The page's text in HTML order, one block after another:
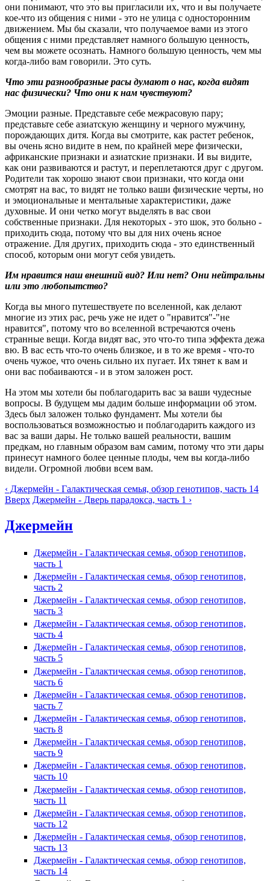
они понимают, что это вы пригласили их, что и вы получаете
кое-что из общения с ними - это не улица с односторонним
движением. Мы бы сказали, что получаемое вами из этого
общения с ними представляет намного большую ценность,
чем вы можете осознать. Намного большую ценность, чем мы
когда-либо вам говорили. Это суть.
Что эти разнообразные расы думают о нас, когда видят
нас физически? Что они к нам чувствуют?
Эмоции разные. Представьте себе межрасовую пару;
представьте себе азиатскую женщину и черного мужчину,
порождающих дитя. Когда вы смотрите, как растет ребенок,
вы очень ясно видите в нем, по крайней мере физически,
африканские признаки и азиатские признаки. И вы видите,
как они развиваются и растут, и переплетаются друг с другом.
Родители так хорошо знают свои признаки, что когда они
смотрят на вас, то видят не только ваши физические черты, но
и эмоциональные и ментальные характеристики, даже
духовные. И они четко могут выделять в вас свои
собственные признаки. Для некоторых - это шок, это больно -
приходить сюда, потому что вы для них очень ясное
отражение. Для других, приходить сюда - это единственный
способ, которым они могут себя увидеть.
Им нравится наш внешний вид? Или нет? Они нейтральны
или это любопытство?
Когда вы много путешествуете по вселенной, как делают
многие из этих рас, речь уже не идет о "нравится"-"не
нравится", потому что во вселенной встречаются очень
странные вещи. Когда видят вас, это что-то типа эффекта дежа
вю. В вас есть что-то очень близкое, и в то же время - что-то
очень чужое, что очень сильно их пугает. Их тянет к вам и
они вас побаиваются - и в этом заложен рост.
На этом мы хотели бы поблагодарить вас за ваши чудесные
вопросы. В будущем мы дадим больше информации об этом.
Здесь был заложен только фундамент. Мы хотели бы
воспользоваться возможностью и поблагодарить каждого из
вас за ваши дары. Не только вашей реальности, вашим
предкам, но главным образом вам самим, потому что эти дары
принесут намного более ценные плоды, чем вы когда-либо
видели. Огромной любви всем вам.
‹ Джермейн - Галактическая семья, обзор генотипов, часть 14
Вверх Джермейн - Дверь парадокса, часть 1 ›
Джермейн
Джермейн - Галактическая семья, обзор генотипов,
часть 1
Джермейн - Галактическая семья, обзор генотипов,
часть 2
Джермейн - Галактическая семья, обзор генотипов,
часть 3
Джермейн - Галактическая семья, обзор генотипов,
часть 4
Джермейн - Галактическая семья, обзор генотипов,
часть 5
Джермейн - Галактическая семья, обзор генотипов,
часть 6
Джермейн - Галактическая семья, обзор генотипов,
часть 7
Джермейн - Галактическая семья, обзор генотипов,
часть 8
Джермейн - Галактическая семья, обзор генотипов,
часть 9
Джермейн - Галактическая семья, обзор генотипов,
часть 10
Джермейн - Галактическая семья, обзор генотипов,
часть 11
Джермейн - Галактическая семья, обзор генотипов,
часть 12
Джермейн - Галактическая семья, обзор генотипов,
часть 13
Джермейн - Галактическая семья, обзор генотипов,
часть 14